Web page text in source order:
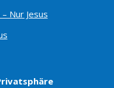
Nur Jesus